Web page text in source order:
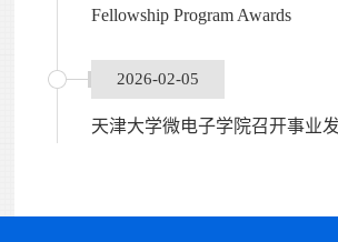
Fellowship Program Awards
2026-02-05
天津大学微电子学院召开事业